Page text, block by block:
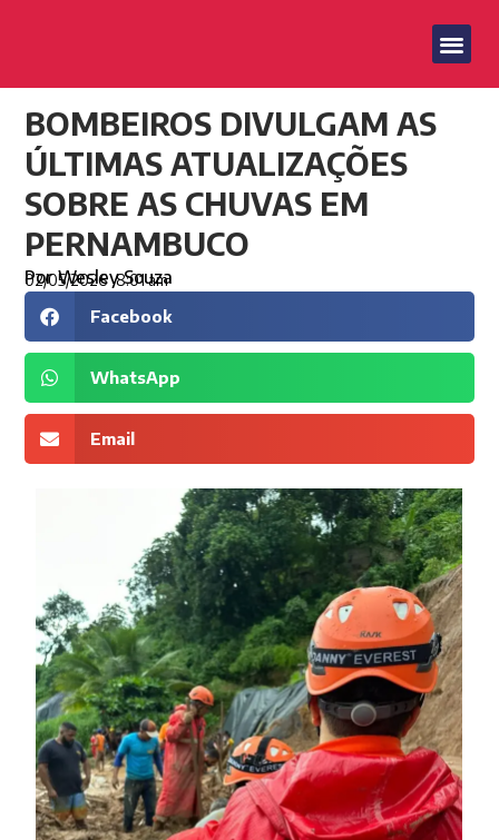
BOMBEIROS DIVULGAM AS
ÚLTIMAS ATUALIZAÇÕES
SOBRE AS CHUVAS EM
PERNAMBUCO
PorWesley Souza
02/05/2026 8:01 am
Facebook
WhatsApp
Email